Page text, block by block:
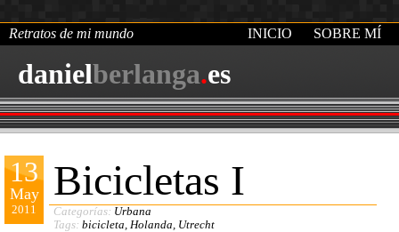
danielberlanga.es
Retratos de mi mundo INICIO SOBRE MÍ
Bicicletas I
13
May
2011 Categorías: Urbana
Tags: bicicleta, Holanda, Utrecht